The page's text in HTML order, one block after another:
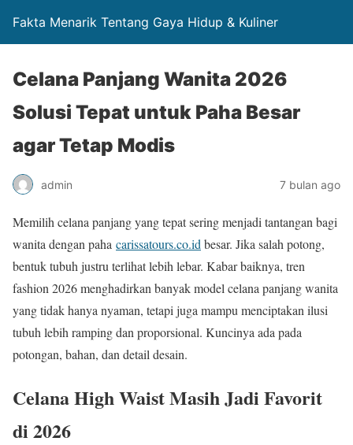
Fakta Menarik Tentang Gaya Hidup & Kuliner
Celana Panjang Wanita 2026
Solusi Tepat untuk Paha Besar
agar Tetap Modis
admin 7 bulan ago
Memilih celana panjang yang tepat sering menjadi tantangan bagi
wanita dengan paha carissatours.co.id besar. Jika salah potong,
bentuk tubuh justru terlihat lebih lebar. Kabar baiknya, tren
fashion 2026 menghadirkan banyak model celana panjang wanita
yang tidak hanya nyaman, tetapi juga mampu menciptakan ilusi
tubuh lebih ramping dan proporsional. Kuncinya ada pada
potongan, bahan, dan detail desain.
Celana High Waist Masih Jadi Favorit
di 2026